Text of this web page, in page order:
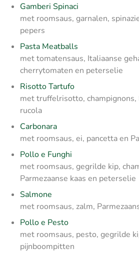
Gamberi Spinaci
met roomsaus, garnalen,
pepers
Pasta Meatballs
met tomatensaus, Italiaanse
cherrytomaten en peterselie
Risotto Tartufo
met truffelrisotto, champignons,
rucola
Carbonara
met roomsaus, ei, pancetta en
Pollo e Funghi
met roomsaus, gegrilde kip,
Parmezaanse kaas en peterselie
Salmone
met roomsaus, zalm,
Pollo e Pesto
met roomsaus, pesto, gegrilde
pijnboompitten